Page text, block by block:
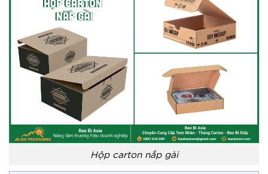
Hộp carton nắp gài